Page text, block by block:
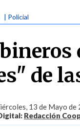
| Policial
de
13 de Mayo de
Redacción